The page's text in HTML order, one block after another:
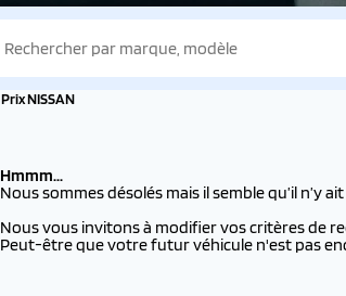
Prix NISSAN
Hmmm...
Nous sommes désolés mais il semble qu’il n’y
Nous vous invitons à modifier vos critères de
Peut-être que votre futur véhicule n'est pas